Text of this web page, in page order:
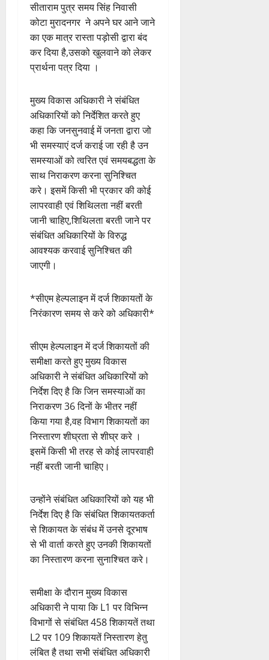
सीताराम पुत्र समय सिंह निवासी
कोटा मुरादनगर ने अपने घर आने जाने
का एक मात्र रास्ता पड़ोसी द्वारा बंद
कर दिया है,उसको खुलवाने को लेकर
प्रार्थना पत्र दिया ।
मुख्य विकास अधिकारी ने संबंधित
अधिकारियों को निर्देशित करते हुए
कहा कि जनसुनवाई में जनता द्वारा जो
भी समस्याएं दर्ज कराई जा रही है उन
समस्याओं को त्वरित एवं समयबद्धता के
साथ निराकरण करना सुनिश्चित
करे। इसमें किसी भी प्रकार की कोई
लापरवाही एवं शिथिलता नहीं बरती
जानी चाहिए,शिथिलता बरती जाने पर
संबंधित अधिकारियों के विरुद्ध
आवश्यक करवाई सुनिश्चित की
जाएगी।
*सीएम हेल्पलाइन में दर्ज शिकायतों के
निरंकारण समय से करे को अधिकारी*
सीएम हेल्पलाइन में दर्ज शिकायतों की
समीक्षा करते हुए मुख्य विकास
अधिकारी ने संबंधित अधिकारियों को
निर्देश दिए है कि जिन समस्याओं का
निराकरण 36 दिनों के भीतर नहीं
किया गया है,वह विभाग शिकायतों का
निस्तारण शीघ्रता से शीघ्र करे ।
इसमें किसी भी तरह से कोई लापरवाही
नहीं बरती जानी चाहिए।
उन्होंने संबंधित अधिकारियों को यह भी
निर्देश दिए है कि संबंधित शिकायतकर्ता
से शिकायत के संबंध में उनसे दूरभाष
से भी वार्ता करते हुए उनकी शिकायतों
का निस्तारण करना सुनाश्चित करे।
समीक्षा के दौरान मुख्य विकास
अधिकारी ने पाया कि L1 पर विभिन्न
विभागों से संबंधित 458 शिकायतें तथा
L2 पर 109 शिकायतें निस्तारण हेतु
लंबित है तथा सभी संबंधित अधिकारी